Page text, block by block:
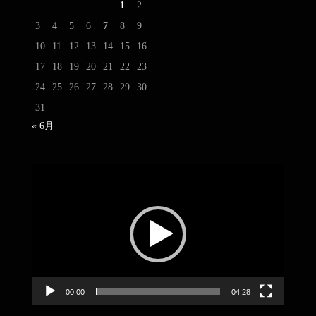
1
2
3
4 5 6 7 8
9
10
11 12 13 14 15
16
17
18 19 20 21 22
23
24
25 26 27 28 29
30
31
« 6月
00:00 04:28